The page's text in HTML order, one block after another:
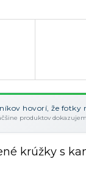
hovorí, že fotky
produktov
krúžky s